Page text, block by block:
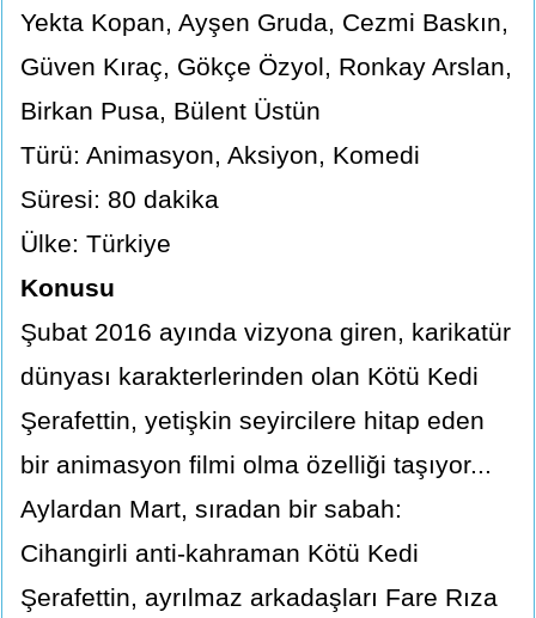
Yekta Kopan, Ayşen Gruda, Cezmi Baskın,
Güven Kıraç, Gökçe Özyol, Ronkay Arslan,
Birkan Pusa, Bülent Üstün
Türü: Animasyon, Aksiyon, Komedi
Süresi: 80 dakika
Ülke: Türkiye
Konusu
Şubat 2016 ayında vizyona giren, karikatür
dünyası karakterlerinden olan Kötü Kedi
Şerafettin, yetişkin seyircilere hitap eden
bir animasyon filmi olma özelliği taşıyor...
Aylardan Mart, sıradan bir sabah:
Cihangirli anti-kahraman Kötü Kedi
Şerafettin, ayrılmaz arkadaşları Fare Rıza